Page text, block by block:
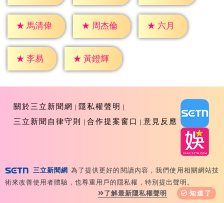
★ 馬清偉 ★ 周杰倫 ★ 六月
★ 李易 ★ 黃鐙輝
關於三立新聞網
隱私權聲明
三立新聞自律守則
合作提案窗口 意見反應
Copyright ©2026 Sanlih E-Television All Rights
Reserved 版權所有 盜用必究 台北市內湖區舊宗路一段159
號 02-8792-8888
三立新聞網 為了提供更好的閱讀內容，我們使用相關網站技
術來改善使用者體驗，也尊重用戶的隱私權，特別提出聲明。
了解最新隱私權聲明
知道了